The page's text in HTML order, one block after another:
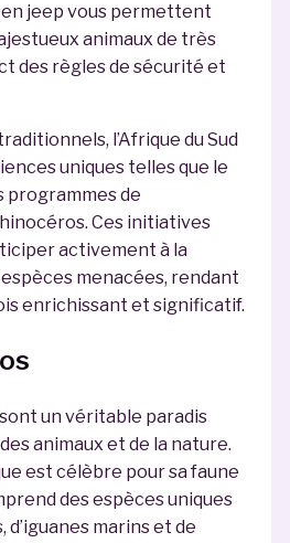
jeep vous permettent
animaux de très
des règles de sécurité et
l’Afrique du Sud
uniques telles que le
programmes de
Ces initiatives
activement à la
menacées, rendant
enrichissant et significatif.
un véritable paradis
animaux et de la nature.
est célèbre pour sa faune
des espèces uniques
marins et de